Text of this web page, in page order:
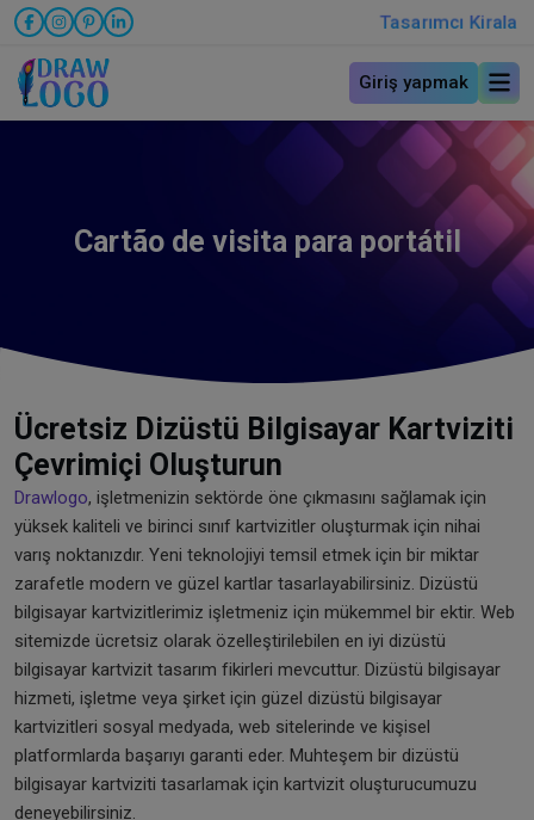
Tasarımcı Kirala
Giriş yapmak
Cartão de visita para portátil
Ücretsiz Dizüstü Bilgisayar Kartviziti
Çevrimiçi Oluşturun
Drawlogo, işletmenizin sektörde öne çıkmasını sağlamak için
yüksek kaliteli ve birinci sınıf kartvizitler oluşturmak için nihai
varış noktanızdır. Yeni teknolojiyi temsil etmek için bir miktar
zarafetle modern ve güzel kartlar tasarlayabilirsiniz. Dizüstü
bilgisayar kartvizitlerimiz işletmeniz için mükemmel bir ektir. Web
sitemizde ücretsiz olarak özelleştirilebilen en iyi dizüstü
bilgisayar kartvizit tasarım fikirleri mevcuttur. Dizüstü bilgisayar
hizmeti, işletme veya şirket için güzel dizüstü bilgisayar
kartvizitleri sosyal medyada, web sitelerinde ve kişisel
platformlarda başarıyı garanti eder. Muhteşem bir dizüstü
bilgisayar kartviziti tasarlamak için kartvizit oluşturucumuzu
deneyebilirsiniz.